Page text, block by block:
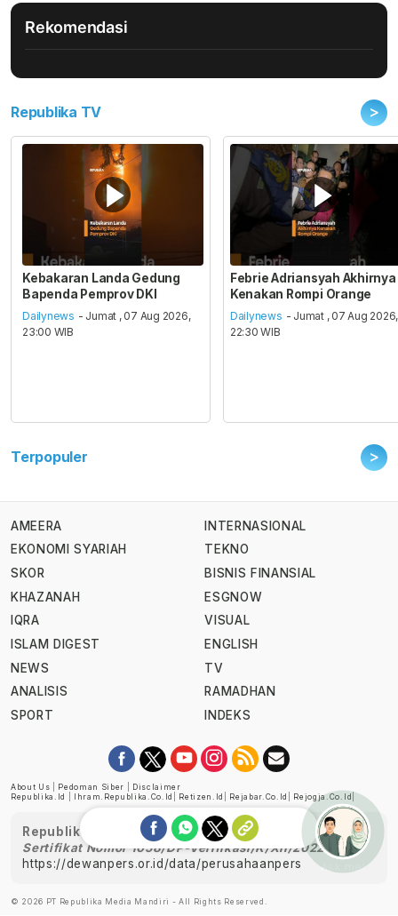
Rekomendasi
Republika TV >
Kebakaran Landa Gedung
Bapenda Pemprov DKI
Dailynews - Jumat , 07 Aug 2026,
23:00 WIB
Febrie Adriansyah Akhirnya
Kenakan Rompi Orange
Dailynews - Jumat , 07 Aug 2026,
22:30 WIB
Terpopuler >
AMEERA
EKONOMI SYARIAH
SKOR
KHAZANAH
IQRA
ISLAM DIGEST
NEWS
ANALISIS
SPORT
INTERNASIONAL
TEKNO
BISNIS FINANSIAL
ESGNOW
VISUAL
ENGLISH
TV
RAMADHAN
INDEKS
About Us Pedoman Siber
Disclaimer
Republika.id
Ihram.republika.co.id Retizen.id Rejabar.co.id Rejogja.co.id
Republika telah diverifikasi oleh Dewan Pers
Sertifikat Nomor 1058/DP-Verifikasi/K/XII/2022
https://dewanpers.or.id/data/perusahaanpers
© 2026 PT Republika Media Mandiri - All Rights Reserved.
Ask me!